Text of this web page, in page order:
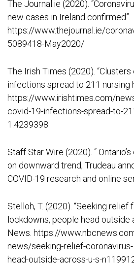
The Journal.ie (2020).
new cases in Ireland confirmed”.
https://www.thejournal.ie/
5089418-May2020/
The Irish Times (2020).
infections spread to 211 nursing
https://www.irishtimes.com/
covid-19-infections-spread-to-
1.4239398
Staff Star Wire (2020). “
on downward trend; Trudeau
COVID-19 research and online
Stelloh, T. (2020). “Seeking
lockdowns, people head outside
News. https://
news/seeking-relief-
head-outside-across-u-s-